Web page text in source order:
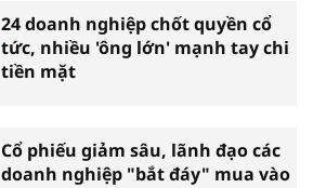
24 doanh nghiệp chốt quyền cổ
tức, nhiều 'ông lớn' mạnh tay chi
tiền mặt
Cổ phiếu giảm sâu, lãnh đạo các
doanh nghiệp "bắt đáy" mua vào